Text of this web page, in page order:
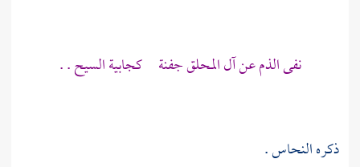
نفى الذم عن آل المحلق جفنة كجابية السيح . .
ذكرهالنحاس.